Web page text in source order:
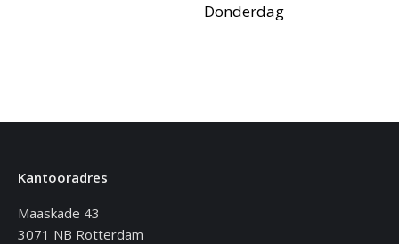
Donderdag
Kantooradres
Maaskade 43
3071 NB Rotterdam